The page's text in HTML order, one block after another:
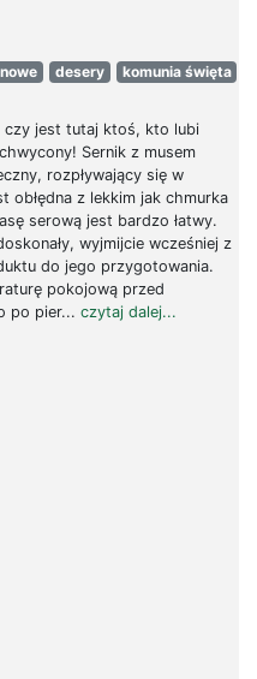
desery
komunia święta
czy jest tutaj ktoś, kto lubi
Sernik z musem
rozpływający się w
obłędna z lekkim jak chmurka
serową jest bardzo łatwy.
wyjmijcie wcześniej z
do jego przygotowania.
pokojową przed
po pier... czytaj dalej...